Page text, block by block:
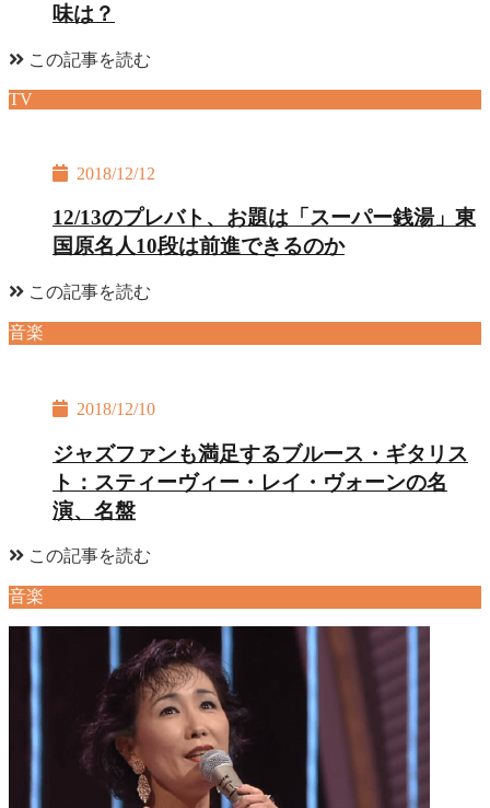
味は？
この記事を読む
TV
2018/12/12
12/13のプレバト、お題は「スーパー銭湯」東
国原名人10段は前進できるのか
この記事を読む
音楽
2018/12/10
ジャズファンも満足するブルース・ギタリス
ト：スティーヴィー・レイ・ヴォーンの名
演、名盤
この記事を読む
音楽